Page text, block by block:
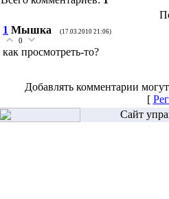
1 Мышка (17.03.2010 21:06)
0
как просмотреть-то?
Добавлять комментарии
[
Сайт